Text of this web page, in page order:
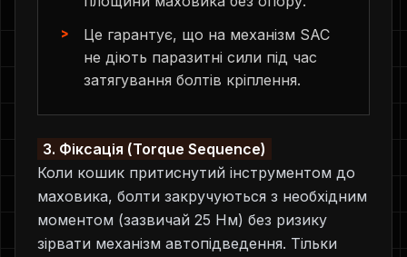
Це гарантує, що на механізм SAC
не діють паразитні сили під час
затягування болтів кріплення.
3. Фіксація (Torque Sequence)
Коли кошик притиснутий інструментом до
маховика, болти закручуються з необхідним
моментом (зазвичай 25 Нм) без ризику
зірвати механізм автопідведення. Тільки